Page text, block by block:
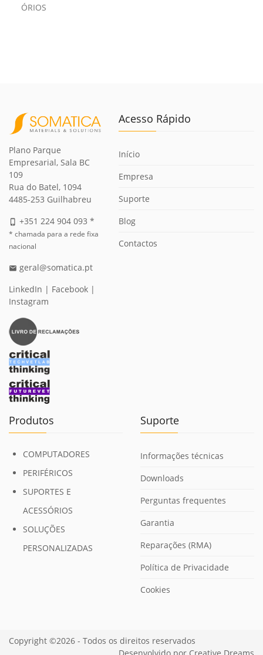
ÓRIOS
Plano Parque
Empresarial, Sala BC
109
Rua do Batel, 1094
4485-253 Guilhabreu
phone_iphone +351 224 904 093 *
* chamada para a rede fixa
nacional
email geral@somatica.pt
LinkedIn | Facebook |
Instagram
Acesso Rápido
Início
Empresa
Suporte
Blog
Contactos
Produtos
COMPUTADORES
PERIFÉRICOS
SUPORTES E
ACESSÓRIOS
SOLUÇÕES
PERSONALIZADAS
Suporte
Informações técnicas
Downloads
Perguntas frequentes
Garantia
Reparações (RMA)
Política de Privacidade
Cookies
Copyright ©2026 - Todos os direitos reservados